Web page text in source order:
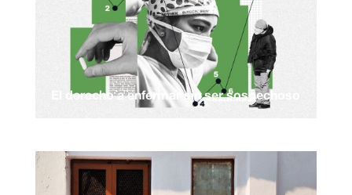
El derecho a enfermar sin ser sospechoso